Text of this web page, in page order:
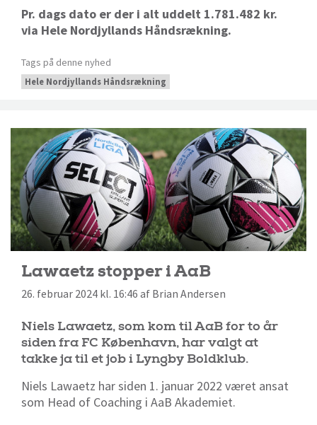
Pr. dags dato er der i alt uddelt 1.781.482 kr.
via Hele Nordjyllands Håndsrækning.
Tags på denne nyhed
Hele Nordjyllands Håndsrækning
Lawaetz stopper i AaB
26. februar 2024 kl. 16:46 af Brian Andersen
Niels Lawaetz, som kom til AaB for to år
siden fra FC København, har valgt at
takke ja til et job i Lyngby Boldklub.
Niels Lawaetz har siden 1. januar 2022 været ansat
som Head of Coaching i AaB Akademiet.